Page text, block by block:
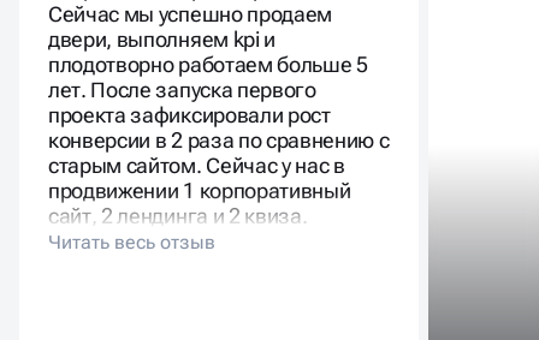
Сейчас мы успешно продаем
двери, выполняем kpi и
плодотворно работаем больше 5
лет. После запуска первого
проекта зафиксировали рост
конверсии в 2 раза по сравнению с
старым сайтом. Сейчас у нас в
продвижении 1 корпоративный
сайт, 2 лендинга и 2 квиза.